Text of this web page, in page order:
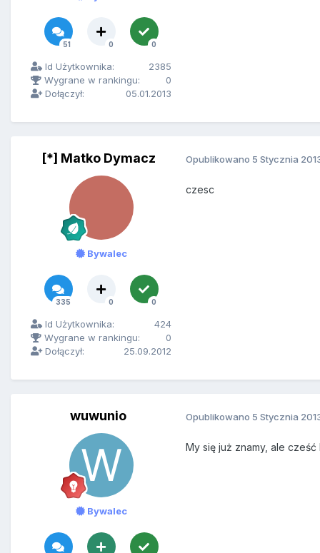
51 0 0
Id Użytkownika:
2385
Wygrane w rankingu:
0
Dołączył:
05.01.2013
[*] Matko Dymacz
Bywalec
335 0 0
Id Użytkownika:
424
Wygrane w rankingu:
0
Dołączył:
25.09.2012
Opublikowano 5 Stycznia
czesc
wuwunio
Bywalec
Opublikowano 5 Stycznia
My się już znamy, ale